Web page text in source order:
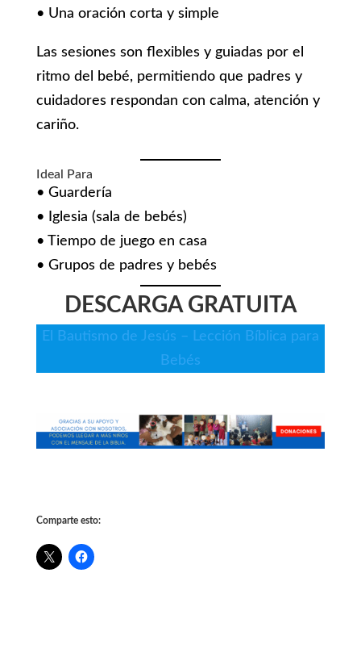
• Una oración corta y simple
Las sesiones son flexibles y guiadas por el
ritmo del bebé, permitiendo que padres y
cuidadores respondan con calma, atención y
cariño.
Ideal Para
• Guardería
• Iglesia (sala de bebés)
• Tiempo de juego en casa
• Grupos de padres y bebés
DESCARGA GRATUITA
El Bautismo de Jesús – Lección Bíblica para
Bebés
Comparte esto: